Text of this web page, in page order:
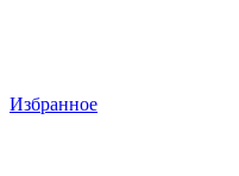
Избранное